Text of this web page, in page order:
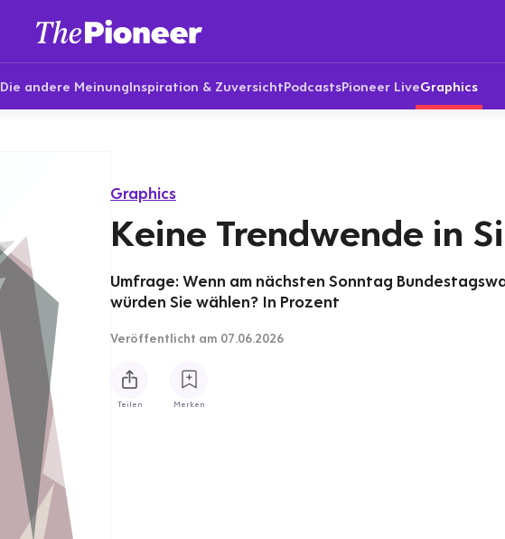
Die andere MeinungInspiration & ZuversichtPodcastsPioneer LiveGraphics
Graphics
Keine Trendwende in
Umfrage: Wenn am nächsten Sonntag
würden Sie wählen? In Prozent
Veröffentlicht am 07.06.2026
Teilen Merken